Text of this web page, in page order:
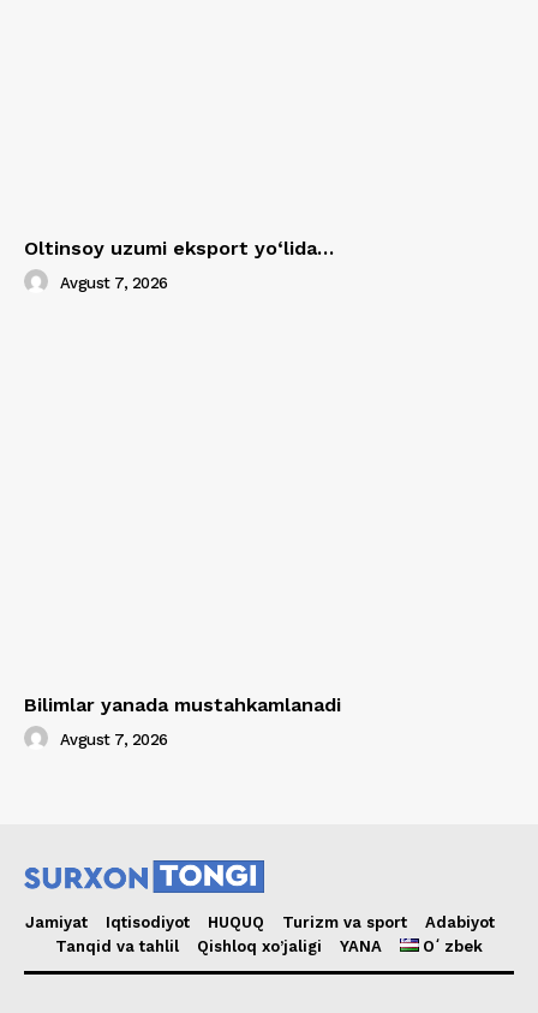
Oltinsoy uzumi eksport yo‘lida…
Avgust 7, 2026
Bilimlar yanada mustahkamlanadi
Avgust 7, 2026
Jamiyat Iqtisodiyot HUQUQ Turizm va sport
Adabiyot
Tanqid va tahlil
Qishloq xo’jaligi YANA Oʻzbek